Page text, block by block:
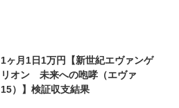
1ヶ月1日1万円【新世紀エヴァンゲ
リオン 未来への咆哮（エヴァ
15）】検証収支結果